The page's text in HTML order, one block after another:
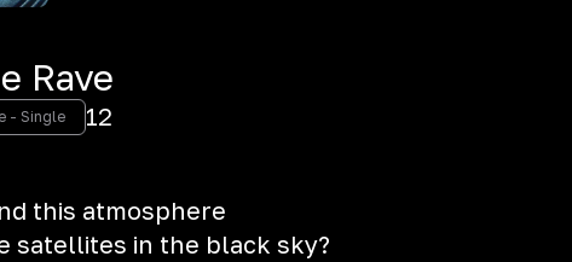
Rave
- Single 12
this atmosphere
satellites in the black sky?